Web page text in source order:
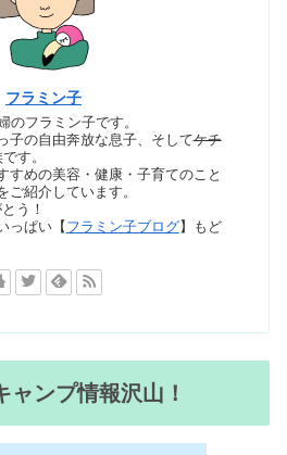
フラミン子
のフラミン子です。
子の自由奔放な息子、そしてケチ
す。
すめの美容・健康・子育てのこと
ご紹介しています。
う！
っぱい【 フラミン子ブログ】もど
ンプ情報沢山！